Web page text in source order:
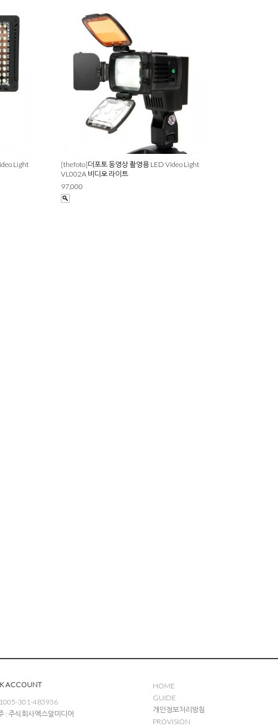
Light
[thefoto]더포토 동영상 촬영용 LED Video Light
VL002A 비디오 라이트
97,000
ACCOUNT
301-483936
: 주식회사엑스알미디어
HOME
GUIDE
개인정보처리방침
PROVISION